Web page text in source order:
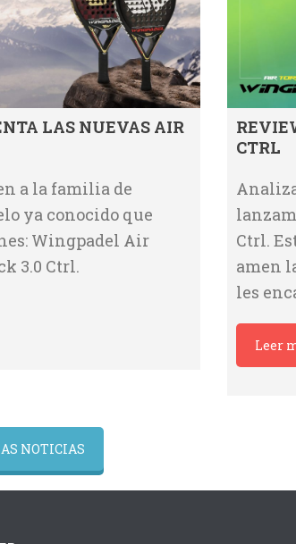
LAS NUEVAS AIR
a la familia de
ya conocido que
Wingpadel Air
3.0 Ctrl.
CTRL
Ctrl.
amen
les
Leer
NOTICIAS